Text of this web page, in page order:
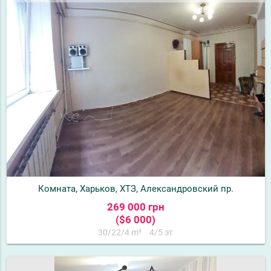
Комната, Харьков, ХТЗ, Александровский пр.
269 000 грн
($6 000)
30/22/4 m² 4/5 эт